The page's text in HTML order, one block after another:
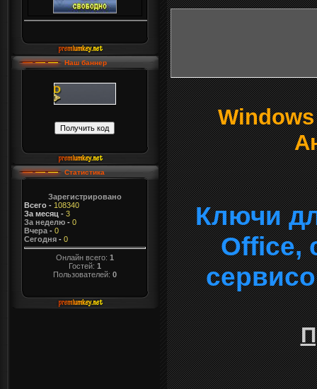
Наш баннер
Статистика
Зарегистрировано
Всего- 108340
За месяц - 3
За неделю- 0
Вчера- 0
Сегодня- 0
Онлайн всего: 1
Гостей: 1
Пользователей: 0
Windows
Ключи
Office,